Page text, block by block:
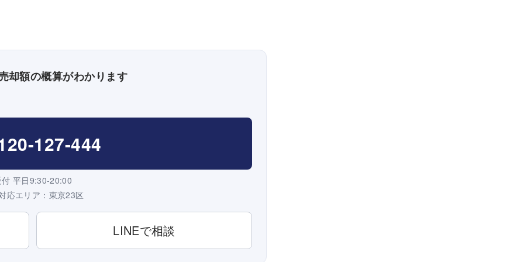
却額の概算がわかります
127-444
付 平日9:30-20:00
応エリア：東京23区
LINEで相談